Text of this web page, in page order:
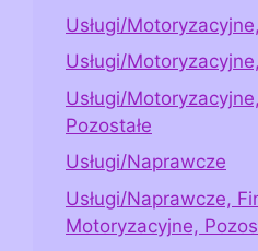
Usługi/
Usługi/
Usługi/
Pozostałe
Usługi/Naprawcze
Usługi/Naprawcze,
Motoryzacyjne,